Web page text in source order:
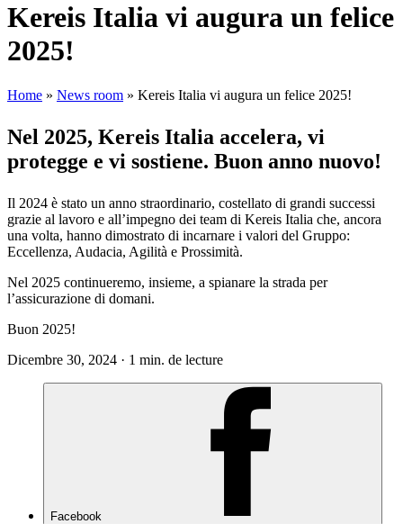
Kereis Italia vi augura un felice
2025!
Home » News room » Kereis Italia vi augura un felice 2025!
Nel 2025, Kereis Italia accelera, vi
protegge e vi sostiene. Buon anno nuovo!
Il 2024 è stato un anno straordinario, costellato di grandi successi
grazie al lavoro e all’impegno dei team di Kereis Italia che, ancora
una volta, hanno dimostrato di incarnare i valori del Gruppo:
Eccellenza, Audacia, Agilità e Prossimità.
Nel 2025 continueremo, insieme, a spianare la strada per
l’assicurazione di domani.
Buon 2025!
Dicembre 30, 2024 · 1 min. de lecture
Facebook